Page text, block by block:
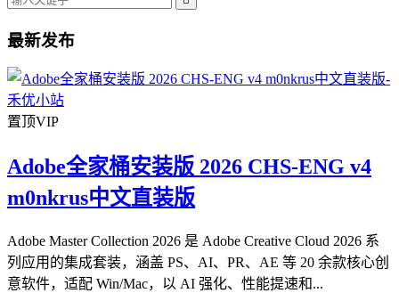
最新发布
置顶VIP
Adobe全家桶安装版 2026 CHS-ENG v4
m0nkrus中文直装版
Adobe Master Collection 2026 是 Adobe Creative Cloud 2026 系
列应用的集成套装，涵盖 PS、AI、PR、AE 等 20 余款核心创
意软件，适配 Win/Mac，以 AI 强化、性能提速和...